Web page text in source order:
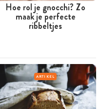
Hoe rol je gnocchi? Zo
maak je perfecte
ribbeltjes
ARTIKEL